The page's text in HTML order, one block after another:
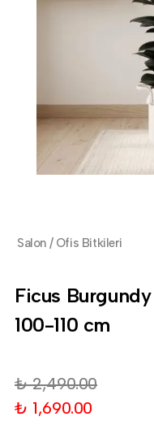
Salon / Ofis Bitkileri
Ficus
100-110 cm
₺ 2,490.00
₺ 1,690.00